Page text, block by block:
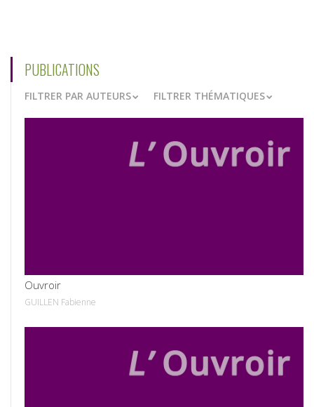
PUBLICATIONS
FILTRER PAR AUTEURS FILTRER THÉMATIQUES
Ouvroir
GUILLEN Fabienne